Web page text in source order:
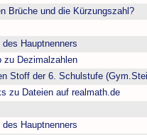
Brüche und die Kürzungszahl?
Hauptnenners
zu Dezimalzahlen
Stoff der 6. Schulstufe
zu Dateien auf realmath.de
Hauptnenners